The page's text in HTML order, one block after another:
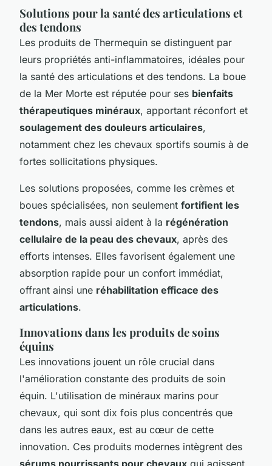
Solutions pour la santé des articulations et
des tendons
Les produits de Thermequin se distinguent par
leurs propriétés anti-inflammatoires, idéales pour
la santé des articulations et des tendons. La boue
de la Mer Morte est réputée pour ses bienfaits
thérapeutiques minéraux, apportant réconfort et
soulagement des douleurs articulaires,
notamment chez les chevaux sportifs soumis à de
fortes sollicitations physiques.
Les solutions proposées, comme les crèmes et
boues spécialisées, non seulement fortifient les
tendons, mais aussi aident à la régénération
cellulaire de la peau des chevaux, après des
efforts intenses. Elles favorisent également une
absorption rapide pour un confort immédiat,
offrant ainsi une réhabilitation efficace des
articulations.
Innovations dans les produits de soins
équins
Les innovations jouent un rôle crucial dans
l'amélioration constante des produits de soin
équin. L'utilisation de minéraux marins pour
chevaux, qui sont dix fois plus concentrés que
dans les autres eaux, est au cœur de cette
innovation. Ces produits modernes intègrent des
sérums nourrissants pour chevaux qui agissent